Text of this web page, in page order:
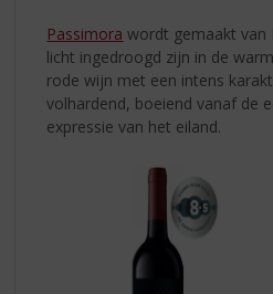
Passimora wordt gemaakt van
licht ingedroogd zijn in de
rode wijn met een intens
volhardend, boeiend vanaf de
expressie van het eiland.